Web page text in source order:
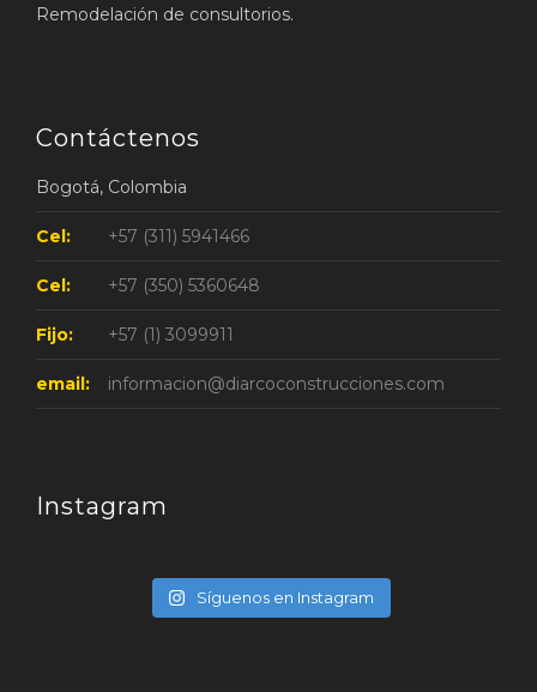
Remodelación de consultorios.
Contáctenos
Bogotá, Colombia
Cel: +57 (311) 5941466
Cel: +57 (350) 5360648
Fijo: +57 (1) 3099911
email: informacion@diarcoconstrucciones.com
Instagram
Síguenos en Instagram